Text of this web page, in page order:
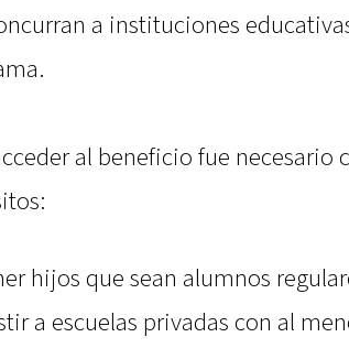
a instituciones
al beneficio fue
hijos que sean alumnos
a escuelas privadas con al